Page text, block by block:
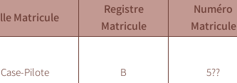
Matricule
Registre
Matricule
Numéro
Matricule
Case-Pilote B 5??